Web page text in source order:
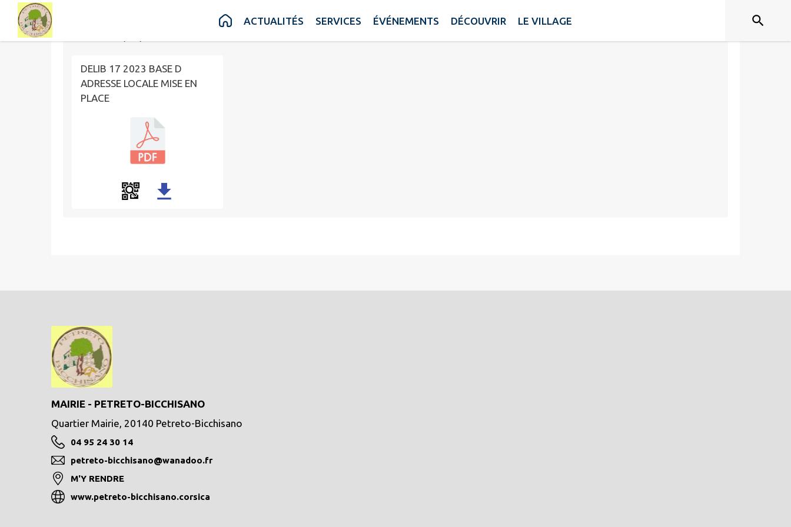
Contenu Pied de page ACTUALITÉS SERVICES ÉVÉNEMENTS DÉCOUVRIR LE VILLAGE
DELIB 17 2023 BASE D
ADRESSE LOCALE MISE EN
PLACE
MAIRIE - PETRETO-BICCHISANO
Quartier Mairie, 20140 Petreto-Bicchisano
04 95 24 30 14
petreto-bicchisano@wanadoo.fr
M'Y RENDRE
www.petreto-bicchisano.corsica